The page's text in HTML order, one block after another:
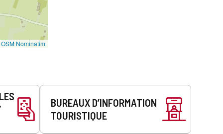
OSM Nominatim
BUREAUX D’INFORMATION
TOURISTIQUE